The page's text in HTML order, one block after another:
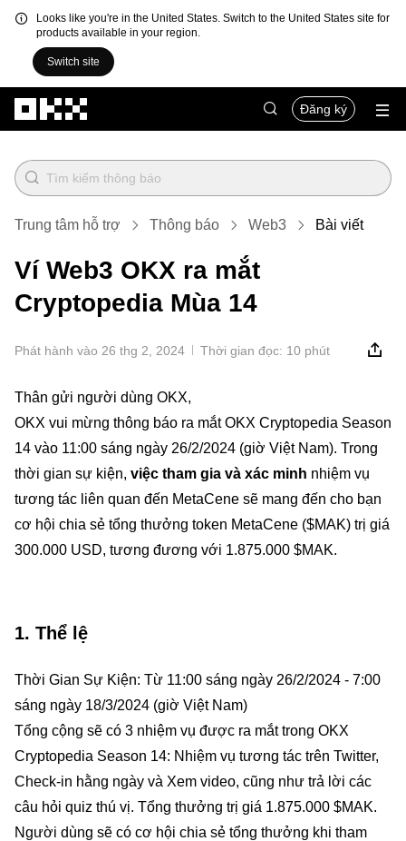
Looks like you're in the United States. Switch to the United States site for
products available in your region.
Switch site
Đăng ký
Trung tâm hỗ trợ Thông báo Web3 Bài viết
Ví Web3 OKX ra mắt
Cryptopedia Mùa 14
Phát hành vào 26 thg 2, 2024 Thời gian đọc: 10 phút
Thân gửi người dùng OKX,
OKX vui mừng thông báo ra mắt OKX Cryptopedia Season
14 vào 11:00 sáng ngày 26/2/2024 (giờ Việt Nam). Trong
thời gian sự kiện, việc tham gia và xác minh nhiệm vụ
tương tác liên quan đến MetaCene sẽ mang đến cho bạn
cơ hội chia sẻ tổng thưởng token MetaCene ($MAK) trị giá
300.000 USD, tương đương với 1.875.000 $MAK.
1. Thể lệ
Thời Gian Sự Kiện: Từ 11:00 sáng ngày 26/2/2024 - 7:00
sáng ngày 18/3/2024 (giờ Việt Nam)
Tổng cộng sẽ có 3 nhiệm vụ được ra mắt trong OKX
Cryptopedia Season 14: Nhiệm vụ tương tác trên Twitter,
Check-in hằng ngày và Xem video, cũng như trả lời các
câu hỏi quiz thú vị. Tổng thưởng trị giá 1.875.000 $MAK.
Người dùng sẽ có cơ hội chia sẻ tổng thưởng khi tham